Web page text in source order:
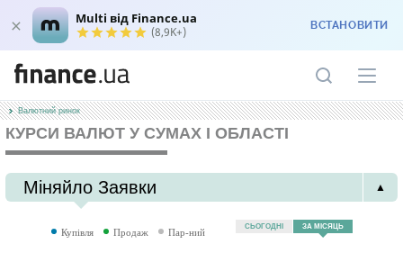
Multi від Finance.ua
(8,9K+) ВСТАНОВИТИ
Валютний ринок
КУРСИ ВАЛЮТ У СУМАХ І ОБЛАСТІ
Міняйло Заявки ▲
ЗА МІСЯЦЬ
СЬОГОДНІ
Купівля Продаж Пар-ний